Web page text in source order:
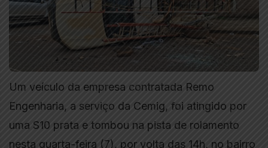
Um veículo da empresa contratada Remo
Engenharia, a serviço da Cemig, foi atingido por
uma S10 prata e tombou na pista de rolamento
nesta quarta-feira (7), por volta das 14h, no bairro